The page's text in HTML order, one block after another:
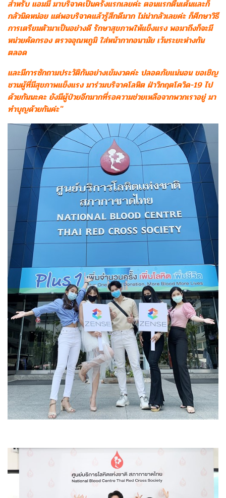
สำหรับ แอมมี่ มาบริจาคเป็นครั้งแรกเลยค่ะ ตอนแรกตื่นเต้นและก็
กลัวนิดหน่อย แต่พอบริจาคแล้วรู้สึกดีมาก ไม่น่ากลัวเลยค่ะ ก็ศึกษาวิธี
การเตรียมตัวมาเป็นอย่างดี รักษาสุขภาพให้แข็งแรง พอมาถึงก็จะมี
หน่วยคัดกรอง ตรวจอุณหภูมิ ใส่หน้ากากอนามัย เว้นระยะห่างกัน
ตลอด
และมีการซักถามประวัติกันอย่างเข้มงวดค่ะ ปลอดภัยแน่นอน ขอเชิญ
ชวนผู้ที่มีสุขภาพแข็งแรง มาร่วมบริจาคโลหิต ฝ่าวิกฤตโควิด-19 ไป
ด้วยกันนะคะ ยังมีผู้ป่วยอีกมากที่รอความช่วยเหลือจากพวกเราอยู่ มา
ทำบุญด้วยกันค่ะ"